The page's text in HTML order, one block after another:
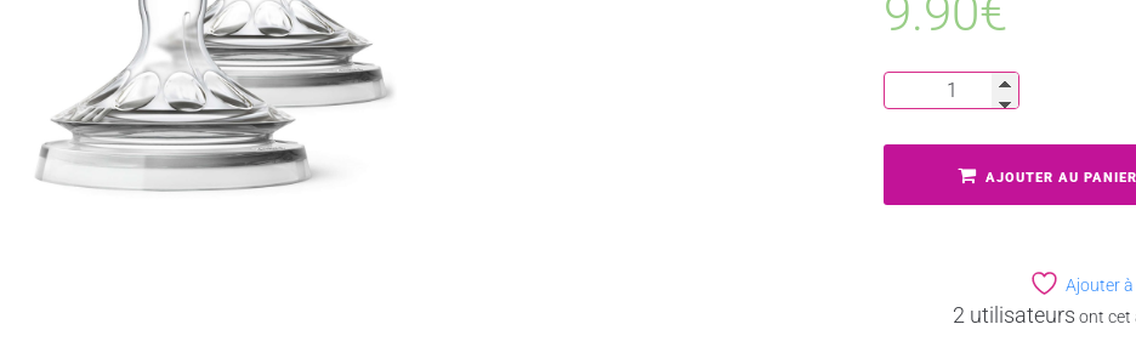
9.90€
AJOUTER AU PANIER
Ajouter
2 utilisateurs ont cet